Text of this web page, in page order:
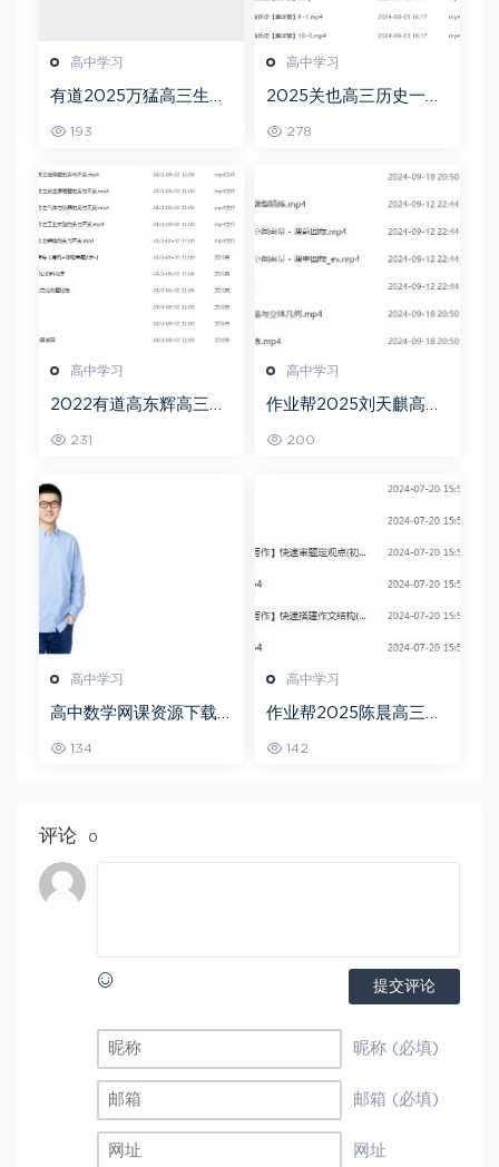
高中学习
有道2025万猛高三生物
教程
193
高中学习
2025关也高三历史一轮
教程
278
高中学习
2022有道高东辉高三化
频教程+讲义+点睛班
231
高中学习
作业帮2025刘天麒高二
200
高中学习
高中数学网课资源下载
数学秋季班
134
高中学习
作业帮2025陈晨高三语
班
142
评论 0
提交评论
昵称 (必填)
邮箱 (必填)
网址